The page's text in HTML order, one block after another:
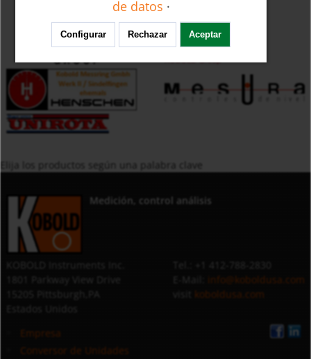
Elija los productos según una palabra clave
Medición, control análisis
info@koboldusa.com
koboldusa.com
Empresa
Conversor de Unidades
de datos ·
Configurar Rechazar Aceptar